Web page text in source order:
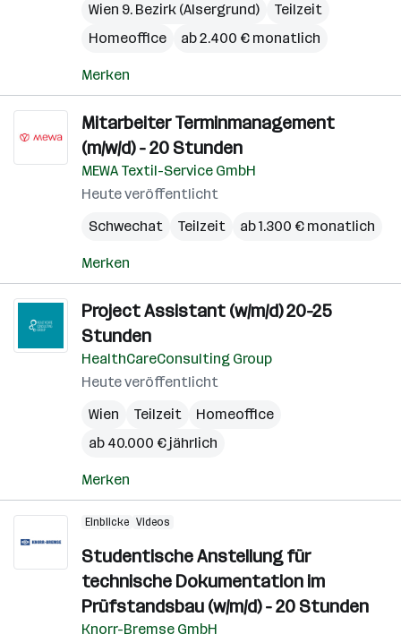
Wien 9. Bezirk (Alsergrund)
Teilzeit
Homeoffice
ab 2.400 € monatlich
Merken
Mitarbeiter Terminmanagement
(m/w/d) - 20 Stunden
MEWA Textil-Service GmbH
Heute veröffentlicht
Schwechat
Teilzeit ab 1.300 € monatlich
Merken
Project Assistant (w/m/d) 20-25
Stunden
HealthCareConsulting Group
Heute veröffentlicht
Wien
Teilzeit
Homeoffice
ab 40.000 € jährlich
Merken
Einblicke Videos
Studentische Anstellung für
technische Dokumentation im
Prüfstandsbau (w/m/d) - 20 Stunden
Knorr-Bremse GmbH